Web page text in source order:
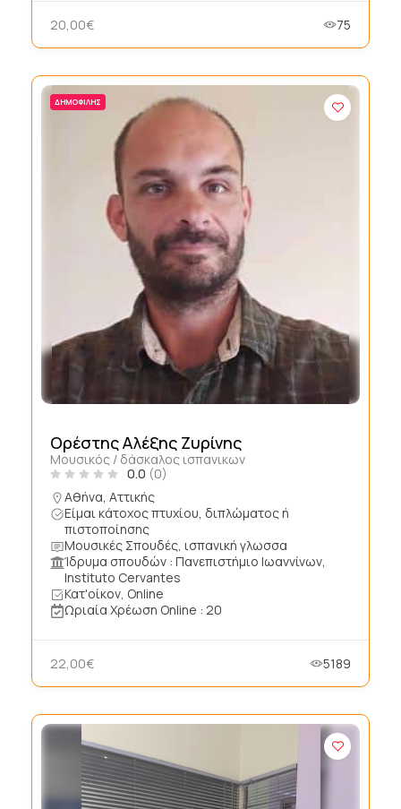
20,00€ 75
ΔΗΜΟΦΙΛΉΣ
Ορέστης Αλέξης Ζυρίνης
Μουσικός / δάσκαλος ισπανικων
0.0 (0)
Αθήνα, Αττικής
Είμαι κάτοχος πτυχίου, διπλώματος ή
πιστοποίησης
Μουσικές Σπουδές, ισπανική γλωσσα
Ίδρυμα σπουδών : Πανεπιστήμιο Ιωαννίνων,
Instituto Cervantes
Κατ'οίκον, Online
Ωριαία Χρέωση Online : 20
22,00€ 5189